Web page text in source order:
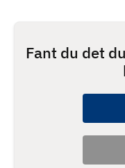
Fant du det